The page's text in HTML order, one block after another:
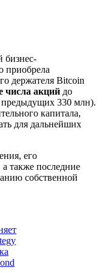
бизнес-
приобрела
держателя Bitcoin
числа акций до
330 млн).
капитала,
для дальнейших
его
также последние
собственной